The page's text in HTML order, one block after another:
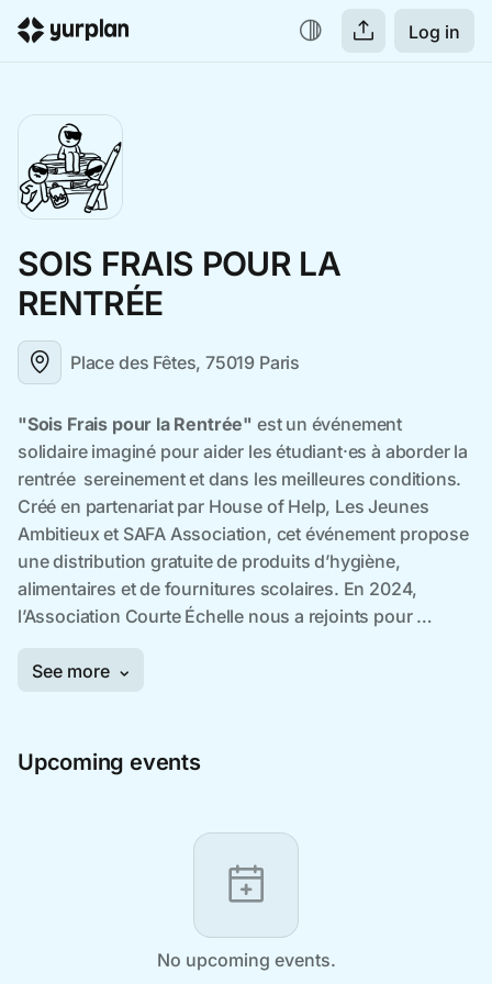
Log in
SOIS FRAIS POUR LA
RENTRÉE
Place des Fêtes, 75019 Paris
Upcoming events
No upcoming events.